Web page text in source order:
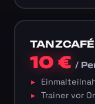
TANZCAFÉ
10 €/
Trainer vor